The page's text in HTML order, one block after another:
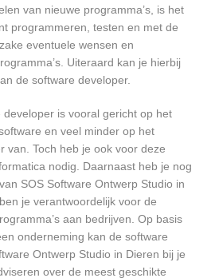
van nieuwe programma’s, is het
programmeren, testen en met de
eventuele wensen en
Uiteraard kan je hierbij
de software developer.
is vooral gericht op het
en veel minder op het
van. Toch heb je ook voor deze
nodig. Daarnaast heb je nog
SOS Software Ontwerp Studio in
je verantwoordelijk voor de
aan bedrijven. Op basis
onderneming kan de software
Ontwerp Studio in Dieren bij je
over de meest geschikte